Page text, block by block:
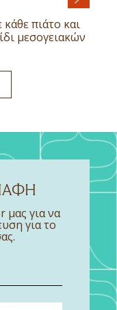
πιάτο και
μεσογειακών
την τέλεια
γεύσεις και
με την
σας
ξεχωριστή
τη θάλασσα
και χαλαρώστε,
και το
μας για να
για το